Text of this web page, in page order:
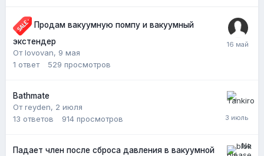
Продам вакуумную помпу и вакуумный
экстендер
От lovovan, 9 мая
1 ответ 529 просмотров
Bathmate
От reyden, 2 июля
13 ответов 914 просмотров
Падает член после сброса давления в вакуумной